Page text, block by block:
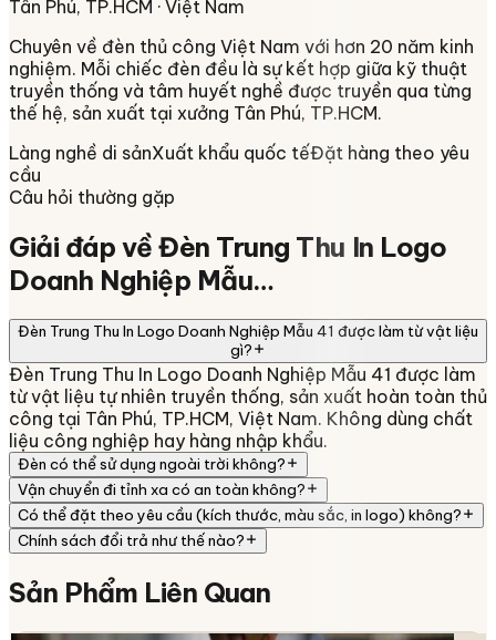
Tân Phú, TP.HCM · Việt Nam
Chuyên về đèn thủ công Việt Nam với hơn 20 năm kinh
nghiệm. Mỗi chiếc đèn đều là sự kết hợp giữa kỹ thuật
truyền thống và tâm huyết nghề được truyền qua từng
thế hệ, sản xuất tại xưởng Tân Phú, TP.HCM.
Làng nghề di sảnXuất khẩu quốc tếĐặt hàng theo yêu
cầu
Câu hỏi thường gặp
Giải đáp vềĐèn Trung Thu In Logo
Doanh Nghiệp Mẫu…
Đèn Trung Thu In Logo Doanh Nghiệp Mẫu 41 được làm từ vật liệu
gì?
Đèn Trung Thu In Logo Doanh Nghiệp Mẫu 41 được làm
từ vật liệu tự nhiên truyền thống, sản xuất hoàn toàn thủ
công tại Tân Phú, TP.HCM, Việt Nam. Không dùng chất
liệu công nghiệp hay hàng nhập khẩu.
Đèn có thể sử dụng ngoài trời không?
Vận chuyển đi tỉnh xa có an toàn không?
Có thể đặt theo yêu cầu (kích thước, màu sắc, in logo) không?
Chính sách đổi trả như thế nào?
Sản Phẩm Liên Quan